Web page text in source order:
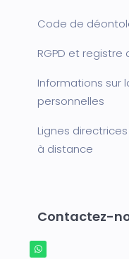
Code de
RGPD et
Informations sur
personnelles
Lignes
à distance
Contactez-